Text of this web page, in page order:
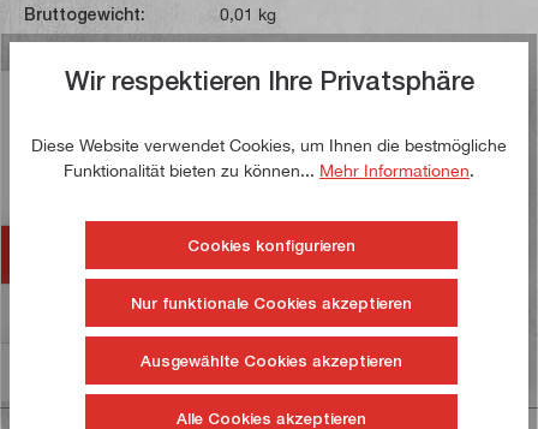
Bruttogewicht:
0,01 kg
Die Vorteile bzw. die Eigenschaften dieser polierten
Schneidplatte:Die hochpositive Geometrie in Verbindung
Bewertungen 22
Informationen zur Produktsicherheit
Wir respektieren Ihre Privatsphäre
Diese Website verwendet Cookies, um Ihnen die bestmögliche
Funktionalität bieten zu können... Mehr Informationen.
Cookies konfigurieren
Nur funktionale Cookies akzeptieren
Ausgewählte Cookies akzeptieren
Alle Cookies akzeptieren